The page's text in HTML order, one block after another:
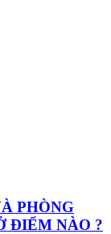
PHÒNG
ĐIỂM NÀO ?